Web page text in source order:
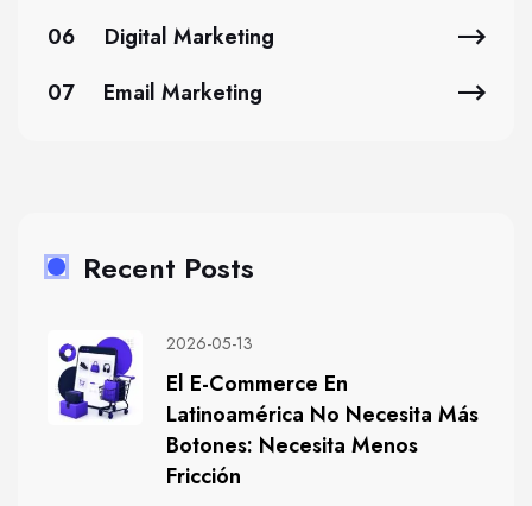
06
Digital Marketing
07
Email Marketing
Recent Posts
2026-05-13
El E-Commerce En
Latinoamérica No Necesita Más
Botones: Necesita Menos
Fricción